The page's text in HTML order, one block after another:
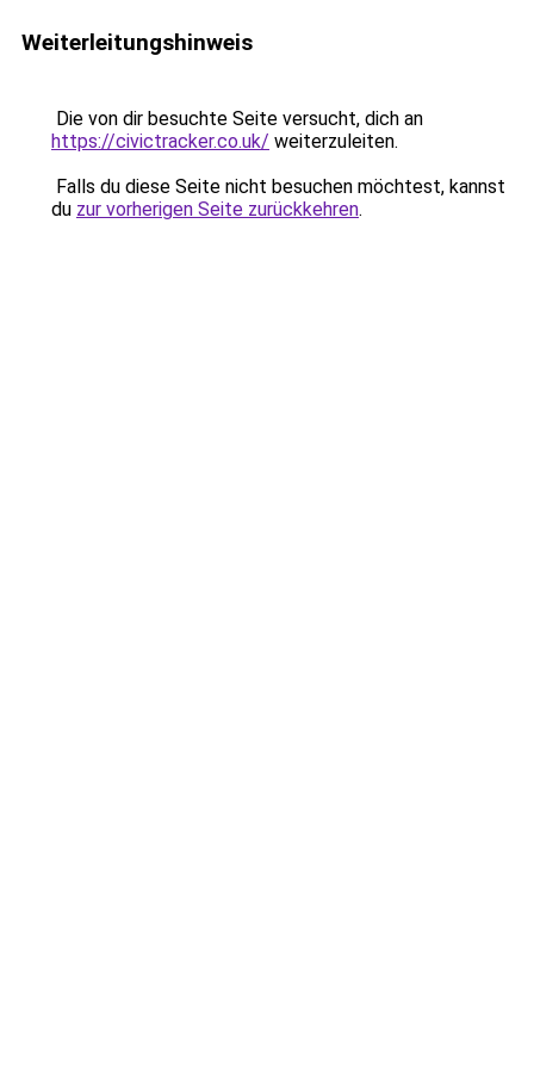
Weiterleitungshinweis
Die von dir besuchte Seite versucht, dich an
https://civictracker.co.uk/ weiterzuleiten.
Falls du diese Seite nicht besuchen möchtest, kannst
du zur vorherigen Seite zurückkehren.